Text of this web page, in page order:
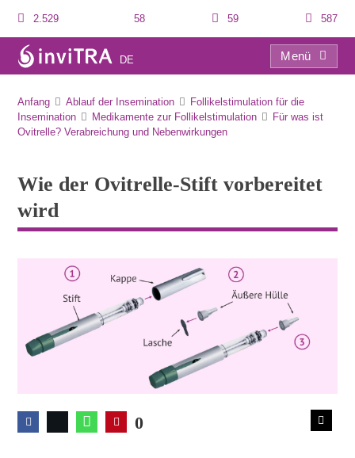
2.529 58 59 587
DE
Menü
Anfang Ablauf der Insemination
Follikelstimulation für die
Insemination
Medikamente zur Follikelstimulation
Für was ist
Ovitrelle? Verabreichung und Nebenwirkungen
Wie der Ovitrelle-Stift vorbereitet
wird
0